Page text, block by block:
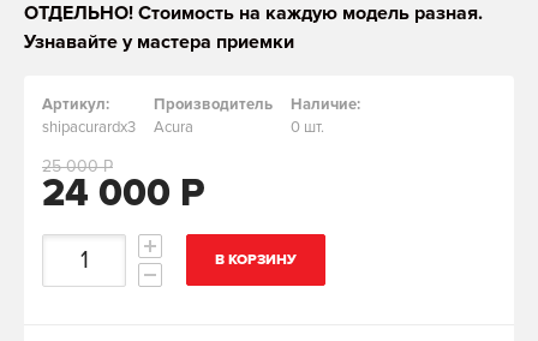
ОТДЕЛЬНО! Стоимость на каждую модель разная.
Узнавайте у мастера приемки
Артикул:
shipacurardx3
Производитель
Acura
Наличие:
0 шт.
24 000 Р
25 000 Р
В КОРЗИНУ